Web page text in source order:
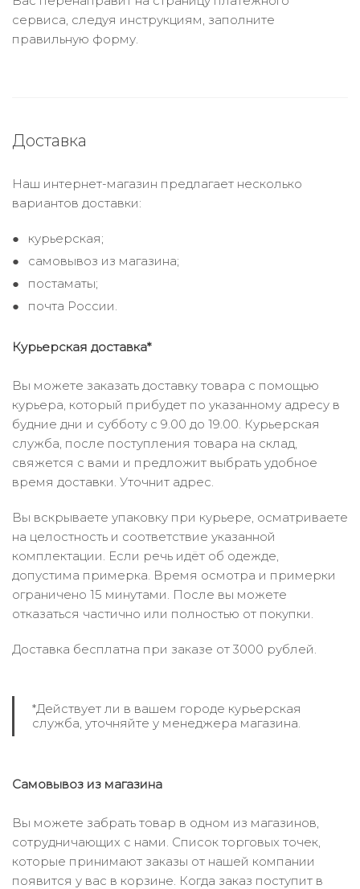
сервиса, следуя инструкциям, заполните
правильную форму.
Доставка
Наш интернет-магазин предлагает несколько
вариантов доставки:
курьерская;
самовывоз из магазина;
постаматы;
почта России.
Курьерская доставка*
Вы можете заказать доставку товара с помощью
курьера, который прибудет по указанному адресу в
будние дни и субботу с 9.00 до 19.00. Курьерская
служба, после поступления товара на склад,
свяжется с вами и предложит выбрать удобное
время доставки. Уточнит адрес.
Вы вскрываете упаковку при курьере, осматриваете
на целостность и соответствие указанной
комплектации. Если речь идёт об одежде,
допустима примерка. Время осмотра и примерки
ограничено 15 минутами. После вы можете
отказаться частично или полностью от покупки.
Доставка бесплатна при заказе от 3000 рублей.
*Действует ли в вашем городе курьерская
служба, уточняйте у менеджера магазина.
Самовывоз из магазина
Вы можете забрать товар в одном из магазинов,
сотрудничающих с нами. Список торговых точек,
которые принимают заказы от нашей компании
появится у вас в корзине. Когда заказ поступит в